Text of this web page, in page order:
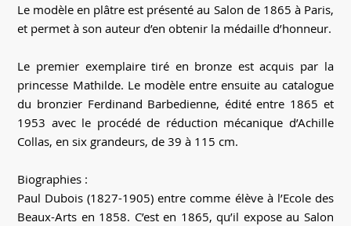
Le modèle en plâtre est présenté au Salon de 1865 à Paris,
et permet à son auteur d’en obtenir la médaille d’honneur.
Le premier exemplaire tiré en bronze est acquis par la
princesse Mathilde. Le modèle entre ensuite au catalogue
du bronzier Ferdinand Barbedienne, édité entre 1865 et
1953 avec le procédé de réduction mécanique d’Achille
Collas, en six grandeurs, de 39 à 115 cm.
Biographies :
Paul Dubois (1827-1905) entre comme élève à l’Ecole des
Beaux-Arts en 1858. C’est en 1865, qu’il expose au Salon